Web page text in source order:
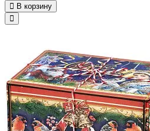
В корзину